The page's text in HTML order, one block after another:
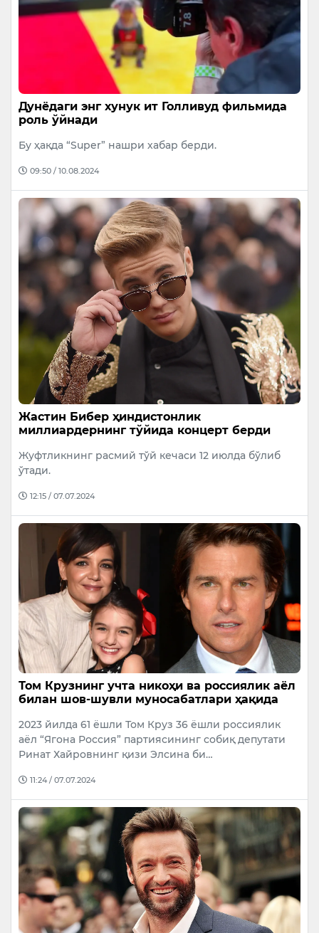
Дунёдаги энг хунук ит Голливуд фильмида
роль ўйнади
Бу ҳақда “Super” нашри хабар берди.
09:50 / 10.08.2024
Жастин Бибер ҳиндистонлик
миллиардернинг тўйида концерт берди
Жуфтликнинг расмий тўй кечаси 12 июлда бўлиб
ўтади.
12:15 / 07.07.2024
Том Крузнинг учта никоҳи ва россиялик аёл
билан шов-шувли муносабатлари ҳақида
2023 йилда 61 ёшли Том Круз 36 ёшли россиялик
аёл “Ягона Россия” партиясининг собиқ депутати
Ринат Хайровнинг қизи Элсина би…
11:24 / 07.07.2024